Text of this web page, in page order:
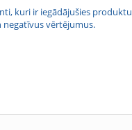
kuri ir iegādājušies
negatīvus vērtējumus.